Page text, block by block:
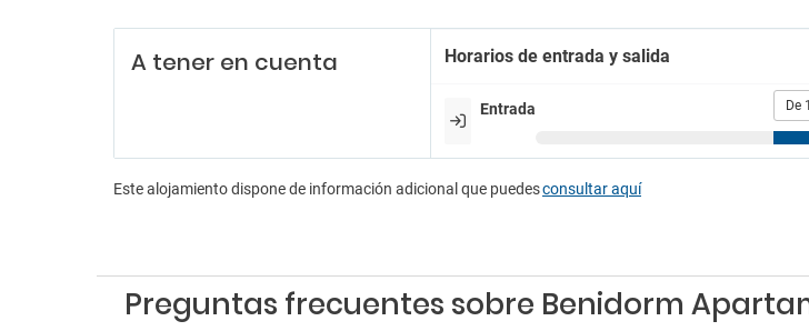
Libros
Parking
Fumadores
Patio
A tener en cuenta Horarios de entrada y salida
Entrada De
Este alojamiento dispone de información adicional que puedesconsultar aquí
Preguntas frecuentes sobre Benidorm